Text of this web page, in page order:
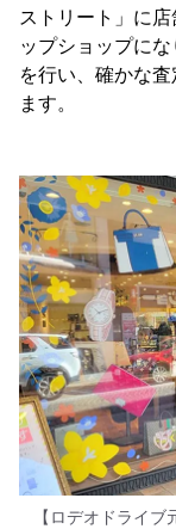
ストリート」に
ップショップに
を行い、確かな
ます。
【ロデオドライ